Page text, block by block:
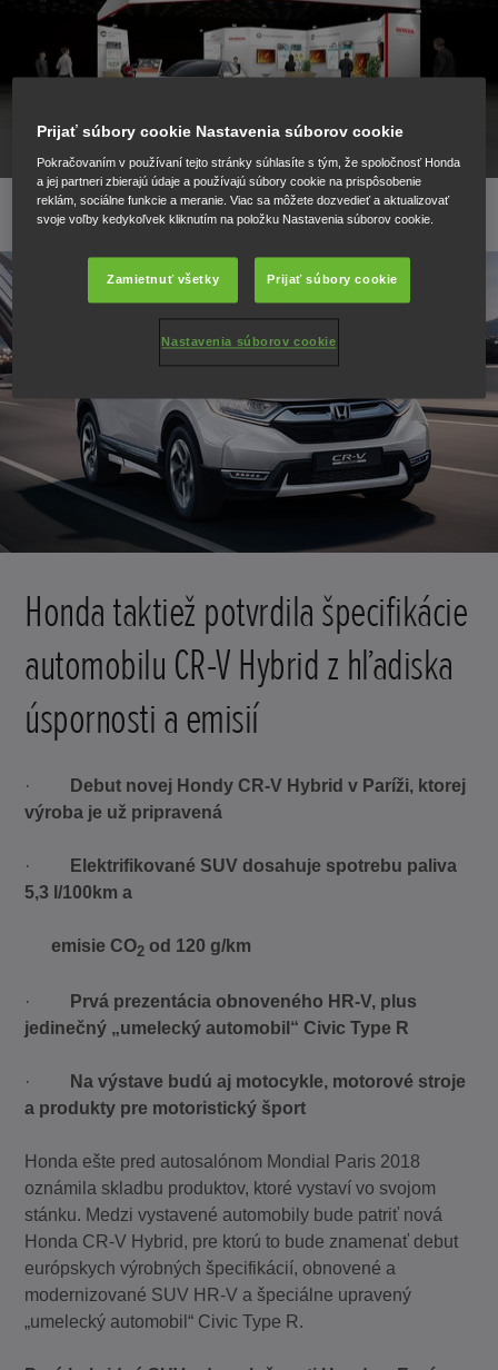
Honda taktiež potvrdila špecifikácie
automobilu CR-V Hybrid z hľadiska
úspornosti a emisií
·
Debut novej Hondy CR-V Hybrid v Paríži, ktorej
výroba je už pripravená
·
Elektrifikované SUV dosahuje spotrebu paliva
5,3 l/100km a
emisie CO2 od 120 g/km
·
Prvá prezentácia obnoveného HR-V, plus
jedinečný „umelecký automobil“ Civic Type R
·
Na výstave budú aj motocykle, motorové stroje
a produkty pre motoristický šport
Honda ešte pred autosalónom Mondial Paris 2018
oznámila skladbu produktov, ktoré vystaví vo svojom
stánku. Medzi vystavené automobily bude patriť nová
Honda CR-V Hybrid, pre ktorú to bude znamenať debut
európskych výrobných špecifikácií, obnovené a
modernizované SUV HR-V a špeciálne upravený
„umelecký automobil“ Civic Type R.
Prijať súbory cookie Nastavenia súborov cookie
Pokračovaním v používaní tejto stránky súhlasíte s tým, že spoločnosť Honda
a jej partneri zbierajú údaje a používajú súbory cookie na prispôsobenie
reklám, sociálne funkcie a meranie. Viac sa môžete dozvedieť a aktualizovať
svoje voľby kedykoľvek kliknutím na položku Nastavenia súborov cookie.
Zamietnuť všetky Prijať súbory cookie
Nastavenia súborov cookie